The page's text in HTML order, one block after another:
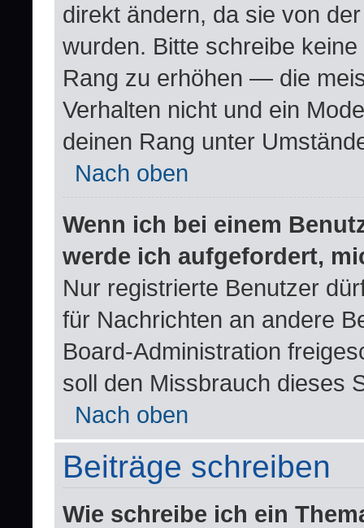
direkt ändern, da sie von
wurden. Bitte schreibe
Rang zu erhöhen — die
Verhalten nicht und ein
deinen Rang unter
Nach oben
Wenn ich bei einem
werde ich aufgefordert,
Nur registrierte Benutzer
für Nachrichten an andere
Board-Administration
soll den Missbrauch dieses
Nach oben
Beiträge schreiben
Wie schreibe ich ein